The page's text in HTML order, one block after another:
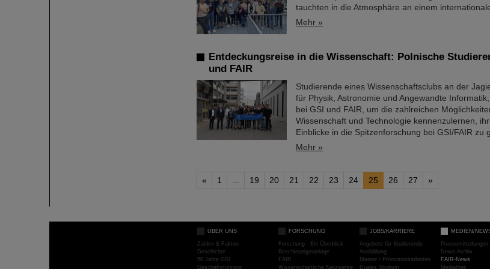
tauchten in die Atmosphäre an einem
Mehr »
Entdeckungsreise in die Wissenschaft: Polnische
und FAIR
Studierende eines Wissenschaftsclubs an der
für Physik, Astronomie und Angewandte
bei GSI und FAIR, um die zahlreichen
Wissenschaft und Technologie kennenzulernen,
Einblicke in die Spitzenforschung bei GSI/FAIR zu
Mehr »
« 1 19 20 21 22 23 24 25 26 27 »
ÜBER UNS
Zahlen & Fakten
Geschichte
50 Jahre GSI
Geschäftsführung
FORSCHUNG
Forschung - Ein Überblick
Beschleunigeranlage
FAIR
Wissenschaftliche Netzwerke
JOBS/KARRIERE
Angebote für Studierende
Ausbildung
Master / Promotionsarbeiten
Duales Studium
MEDIEN/
Pressemitteilungen
News-Archiv
FAIR-News
Mediathek